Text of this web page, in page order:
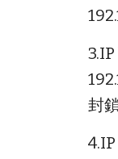
封